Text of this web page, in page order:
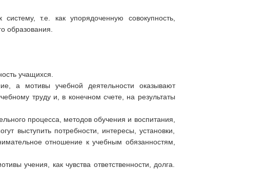
т.е. как упорядоченную совокупность,
образования.
учащихся.
а мотивы учебной деятельности оказывают
труду и, в конечном счете, на результаты
процесса, методов обучения и воспитания,
выступить потребности, интересы, установки,
отношение к учебным обязанностям,
учения, как чувства ответственности, долга.